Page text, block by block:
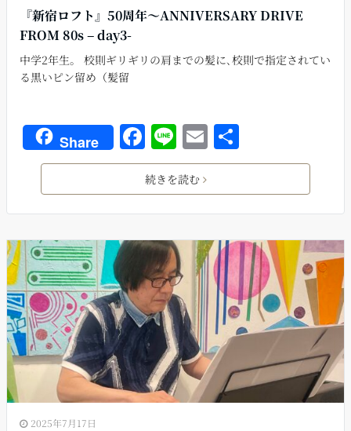
『新宿ロフト』50周年〜ANNIVERSARY DRIVE
FROM 80s – day3-
中学2年生。 校則ギリギリの肩までの髪に､校則で指定されてい
る黒いピン留め（髪留
Share F
a
c
e
b
o
o
k
Li
n
e
E
m
ai
l
有
続きを読む
2025年7月17日